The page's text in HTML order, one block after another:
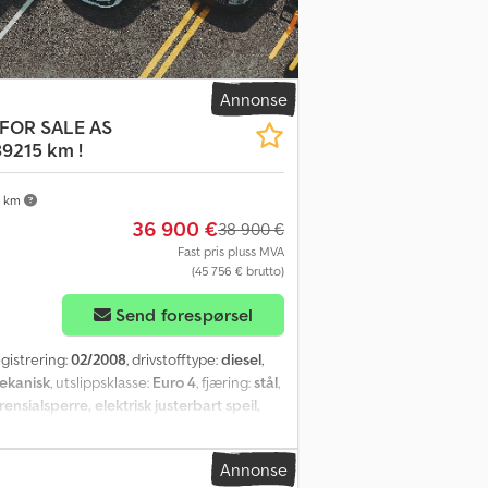
Annonse
SALE AS
km !
36 900 €38 900 €
Fast pris pluss MVA
(45 756 € brutto)
Send forespørsel
02/2008, drivstofftype:diesel,
, utslippsklasse: Euro 4 , fjæring:stål
elektrisk justerbart speil,
Annonse